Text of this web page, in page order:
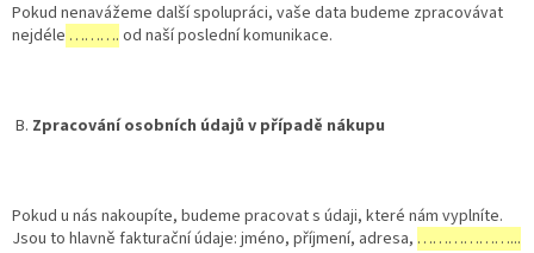
Pokud nenavážeme další spolupráci, vaše data budeme zpracovávat
nejdéle ………. od naší poslední komunikace.
B. Zpracování osobních údajů v případě nákupu
Pokud u nás nakoupíte, budeme pracovat s údaji, které nám vyplníte.
Jsou to hlavně fakturační údaje: jméno, příjmení, adresa, ………………...